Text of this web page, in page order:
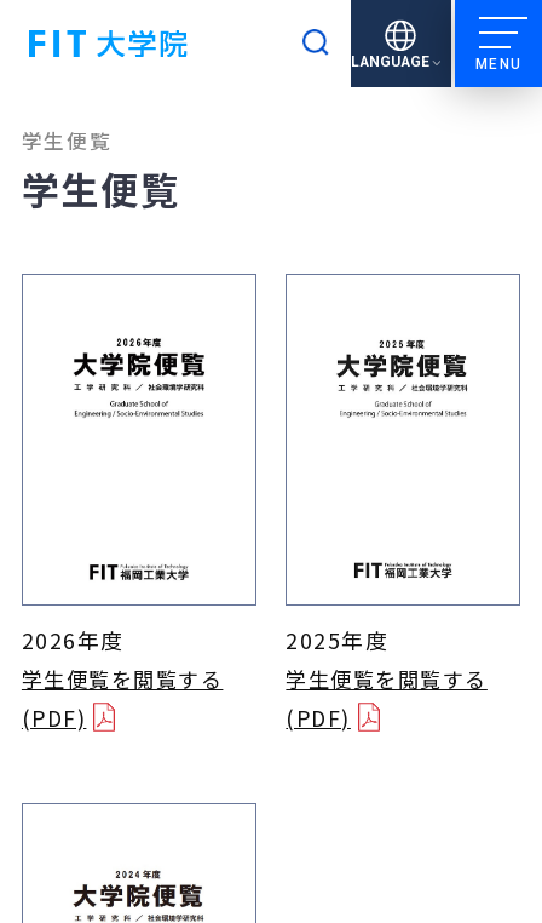
LANGUAGE
検索
学生便覧
学生便覧
2026年度
学生便覧を閲覧する
(PDF)
2025年度
学生便覧を閲覧する
(PDF)